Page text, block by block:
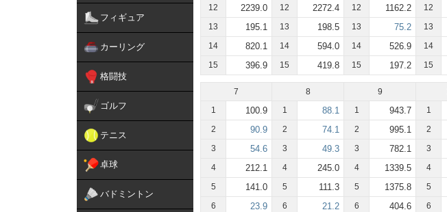
フィギュア
カーリング
格闘技
ゴルフ
テニス
卓球
バドミントン
12 2239.0
13 195.1
14 820.1
15 396.9
12 2272.4
13 198.5
14 594.0
15 419.8
12 1162.2
13 75.2
14 526.9
15 197.2
12
13
14
15
7
1
100.9
2 90.9
3 54.6
4 212.1
5 141.0
6 23.9
8
1
88.1
2 74.1
3 49.3
4 245.0
5 111.3
6 21.2
9
1
943.7
2 995.1
3 782.1
4 1339.5
5 1375.8
6 404.6
1
2
3
4
5
6